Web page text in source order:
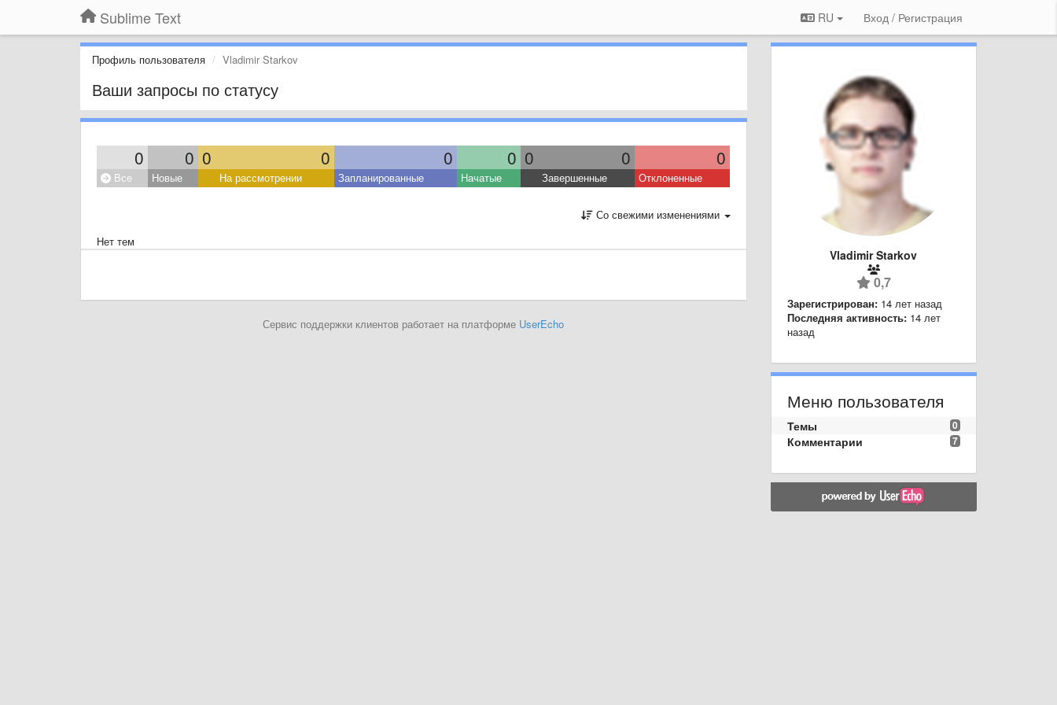
Sublime Text RU Вход / Регистрация
Профиль пользователя Vladimir Starkov
Ваши запросы по статусу
0 0 0 0 0 0 0 0 0
Все Новые На рассмотрении Запланированные Начатые Завершенные Отклоненные
Со свежими изменениями
Нет тем
Сервис поддержки клиентов работает на платформе UserEcho
Vladimir Starkov
0,7
Зарегистрирован: 14 лет назад
Последняя активность: 14 лет
назад
Меню пользователя
0
Темы
7
Комментарии